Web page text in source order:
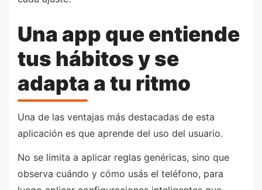
Una app que entiende
tus hábitos y se
adapta a tu ritmo
Una de las ventajas más destacadas de esta
aplicación es que aprende del uso del usuario.
No se limita a aplicar reglas genéricas, sino que
observa cuándo y cómo usás el teléfono, para